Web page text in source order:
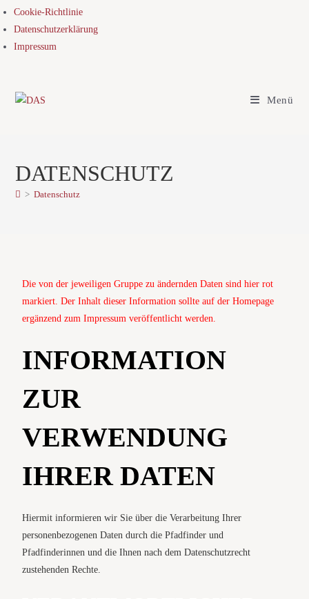
Cookie-Richtlinie
Datenschutzerklärung
Impressum
Menü
DATENSCHUTZ
> Datenschutz
Die von der jeweiligen Gruppe zu ändernden Daten sind hier rot
markiert. Der Inhalt dieser Information sollte auf der Homepage
ergänzend zum Impressum veröffentlicht werden.
INFORMATION
ZUR
VERWENDUNG
IHRER DATEN
Hiermit informieren wir Sie über die Verarbeitung Ihrer
personenbezogenen Daten durch die Pfadfinder und
Pfadfinderinnen und die Ihnen nach dem Datenschutzrecht
zustehenden Rechte.